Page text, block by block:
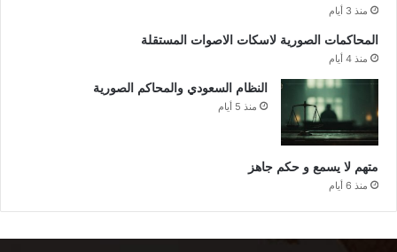
منذ 3 أيام
المحاكمات الصورية لاسكات الاصوات المستقلة
منذ 4 أيام
النظام السعودي والمحاكم الصورية
منذ 5 أيام
متهم لا يسمع و حكم جاهز
منذ 6 أيام